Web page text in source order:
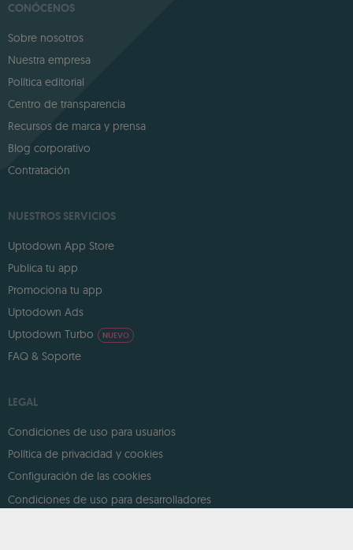
CONÓCENOS
Sobre nosotros
Nuestra empresa
Política editorial
Centro de transparencia
Recursos de marca y prensa
Blog corporativo
Contratación
NUESTROS SERVICIOS
Uptodown App Store
Publica tu app
Promociona tu app
Uptodown Ads
Uptodown Turbo
NUEVO
FAQ & Soporte
LEGAL
Condiciones de uso para usuarios
Política de privacidad y cookies
Configuración de las cookies
Condiciones de uso para desarrolladores